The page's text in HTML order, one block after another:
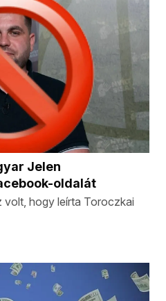
Jelen
oldalát
volt, hogy leírta Toroczkai